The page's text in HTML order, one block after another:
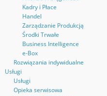
Kadry i Płace
Handel
Zarządzanie Produkcją
Środki Trwałe
Business Intelligence
e-Box
Rozwiązania indywidualne
Usługi
Usługi
Opieka serwisowa